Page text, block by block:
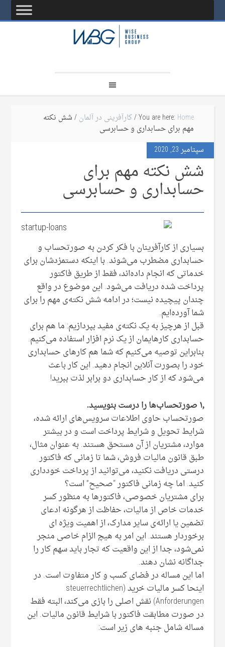
You are here: Home
/کارآفرینی در آلمان/ شش نکته
مهم برای حسابداری و حسابرسی
سپتامبر 23, 2020
شش نکته مهم برای
حسابداری و حسابرسی
بسیاری از کارآفرینان با فکر کردن به صورتحساب و
حسابداری مضطرب می‌شوند. با اینکه دستمزدشان برای
خدماتی که انجام داده‌اند، فقط از طریق فاکتور
پرداخت شده دریافت می‌شود. این موضوع در واقع
چندان پیچیده نیست؛ در ادامه شش نکته‌ی مهم را برای
شما آورده‌ایم.
قبل از هرچیز به یک نکته‌ی مفید بپردازیم: ما هم برای
حسابداری کارهایمان از یک نرم افزار استفاده می‌کنیم.
بنابراین توصیه می‌کنیم که شما هم کارهای حسابداری
خود را بصورت آنلاین انجام دهید. این کار باعث
می‌شود که از کار حسابداری دو برابر لذت ببرید!
۱٫ صورتحساب‌ها را درست بنویسید.
صورتحساب حاوی اطلاعات سرویس‌های ارائه شده،
شرایط تحویل و شرایط پرداخت است و در بیشتر
موارد، مشتریان از آن مستحق هستند. به عنوان مثال،
طبق قانون مالیات فروش، شما تا زمانی که فاکتور
درستی دریافت نکنید، می‌توانید از پرداخت خودداری
کنید. اما چه زمانی فاکتور “صحیح” است؟
برای مشتریان خصوصی، فاکتورها به منظور کسر
خدمات خاص از مالیات، حفاظت از هرگونه ادعای
تضمین یا ارائه‌ی سایر مدارک، از اهمیت ویژه ای
برخوردار هستند. این امر به هیچ الزام خاصی منجر
نمی‌شود، جدا از این واقعیت که تجار باید سهم کار را
جداگانه نشان دهند.
اما این مساله در فضای کسب و کار متفاوت است. در
اینحا کسر مالیات خرید (steuerrechtlichen
Anforderungen) نقش اصلی را بازی می‌کند، البته فقط
در صورت مطابقت فاکتور با شرایط قانون مالیات. این
مساله شامل جنبه های زیر است: